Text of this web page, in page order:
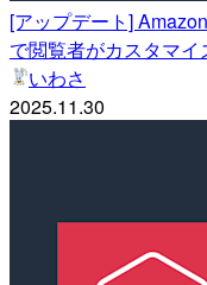
[アップデート]
で閲覧者がカスタマ
いわさ
2025.11.30